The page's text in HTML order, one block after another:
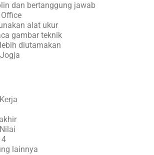
dan bertanggung jawab
alat ukur
gambar teknik
diutamakan
4
lainnya